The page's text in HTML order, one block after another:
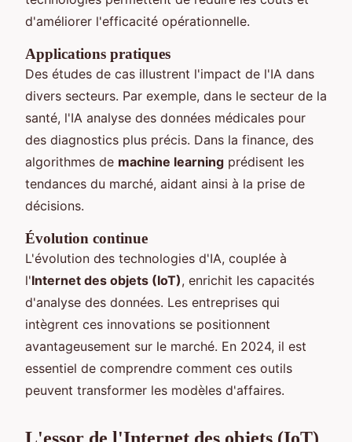
d'améliorer l'efficacité opérationnelle.
Applications pratiques
Des études de cas illustrent l'impact de l'IA dans
divers secteurs. Par exemple, dans le secteur de la
santé, l'IA analyse des données médicales pour
des diagnostics plus précis. Dans la finance, des
algorithmes de machine learning prédisent les
tendances du marché, aidant ainsi à la prise de
décisions.
Évolution continue
L'évolution des technologies d'IA, couplée à
l'Internet des objets (IoT), enrichit les capacités
d'analyse des données. Les entreprises qui
intègrent ces innovations se positionnent
avantageusement sur le marché. En 2024, il est
essentiel de comprendre comment ces outils
peuvent transformer les modèles d'affaires.
L'essor de l'Internet des objets (IoT)